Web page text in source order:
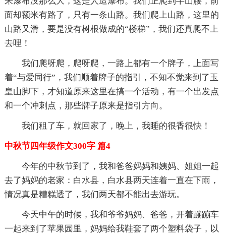
面却额米有路了，只有一条山路。我们爬上山路，这里的
山路又滑，要是没有树根做成的“楼梯”，我们还真爬不上
去哩！
我们爬呀爬，爬呀爬，一路上都有一个牌子，上面写
着“与爱同行”，我们顺着牌子的指引，不知不觉来到了玉
皇山脚下，才知道原来这里在搞一个活动，有一个出发点
和一个冲刺点，那些牌子原来是指引方向。
我们租了车，就回家了，晚上，我睡的很香很快！
中秋节四年级作文300字 篇4
今年的中秋节到了，我和爸爸妈妈和姨妈、姐姐一起
去了妈妈的老家：白水县，白水县两天连着一直在下雨，
情况真是糟糕透了，我们两天都不能出去游玩。
今天中午的时候，我和爷爷妈妈、爸爸，开着蹦蹦车
一起来到了苹果园里，妈妈给我鞋套了两个塑料袋子，以